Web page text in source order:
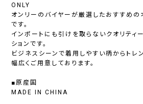
ONLY
オンリーのバイヤーが厳選したおすすめの
です。
インポートにも引けを取らないクオリティ
ションです。
ビジネスシーンで着用しやすい柄からトレ
幅広くご用意しております。
■原産国
MADE IN CHINA